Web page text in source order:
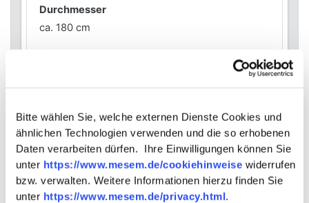
Bitte wählen Sie, welche externen Dienste Cookies und
ähnlichen Technologien verwenden und die so erhobenen
Daten verarbeiten dürfen. Ihre Einwilligungen können Sie
unter https://www.mesem.de/cookiehinweise widerrufen
bzw. verwalten. Weitere Informationen hierzu finden Sie
unter https://www.mesem.de/privacy.html.
Durchmesser
ca. 180 cm
Eigenschaften
atmungsaktiv, wasserfest, UV-stabilisiert,
Gummizug
Details
bis 30°C waschbar